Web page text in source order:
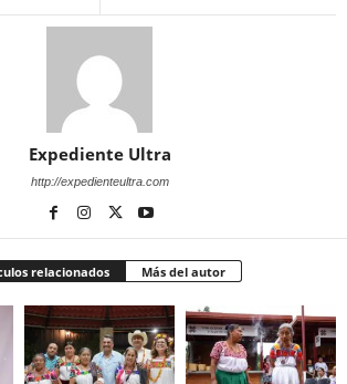
Expediente Ultra
http://expedienteultra.com
relacionados Más del autor